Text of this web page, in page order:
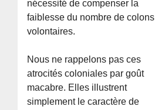
nécessité de compenser la
faiblesse du nombre de colons
volontaires.
Nous ne rappelons pas ces
atrocités coloniales par goût
macabre. Elles illustrent
simplement le caractère de